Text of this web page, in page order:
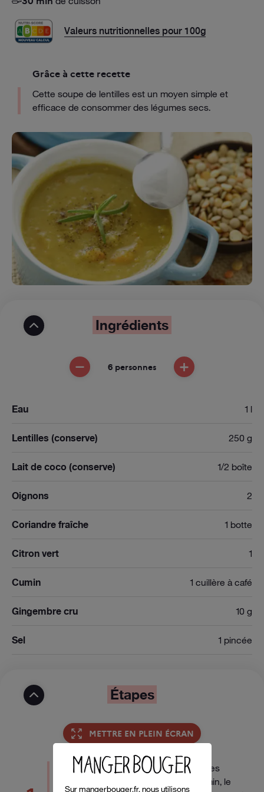
Valeurs nutritionnelles pour 100g
Grâce à cette recette
Cette soupe de lentilles est un moyen simple et
efficace de consommer des légumes secs.
Ingrédients
ENLEVER UNE PERSONNE
6 personnes AJOUTER UNE
Eau 1 l
Lentilles (conserve) 250 g
Lait de coco (conserve) 1/2 boîte
Oignons 2
Coriandre fraîche 1 botte
Citron vert 1
Cumin 1 cuillère à café
Gingembre cru 10 g
Sel 1 pincée
Étapes
METTRE EN PLEIN ÉCRAN
Dans une grande casserole, mettre les
lentilles, les oignons émincés, le cumin, le
Sur mangerbouger.fr, nous utilisons